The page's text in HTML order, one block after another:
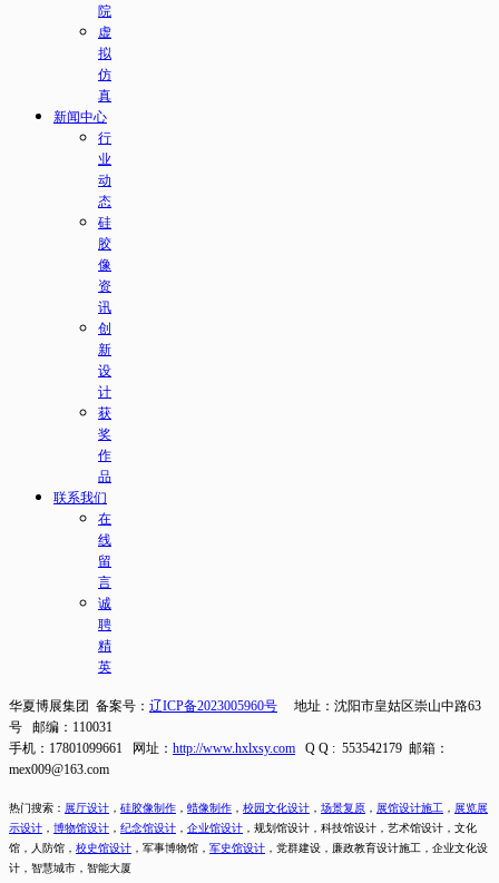
院
虚
拟
仿
真
新闻中心
行
业
动
态
硅
胶
像
资
讯
创
新
设
计
获
奖
作
品
联系我们
在
线
留
言
诚
聘
精
英
华夏博展集团 备案号： 辽ICP备2023005960号
地址：沈阳市皇姑区崇山中路63
号 邮编：110031
手机：17801099661 网址： http://www.hxlxsy.com Q Q : 553542179 邮箱：
mex009@163.com
热门搜索： 展厅设计 ， 硅胶像制作 ， 蜡像制作 ， 校园文化设计 ， 场景复原 ， 展馆设计施工 ， 展览展
示设计 ， 博物馆设计 ， 纪念馆设计 ， 企业馆设计 ， 规划馆设计，科技馆设计，艺术馆设计，文化
馆，人防馆， 校史馆设计 ， 军事博物馆， 军史馆设计 ， 党群建设，廉政教育设计施工， 企业文化设
计，智慧城市，智能大厦